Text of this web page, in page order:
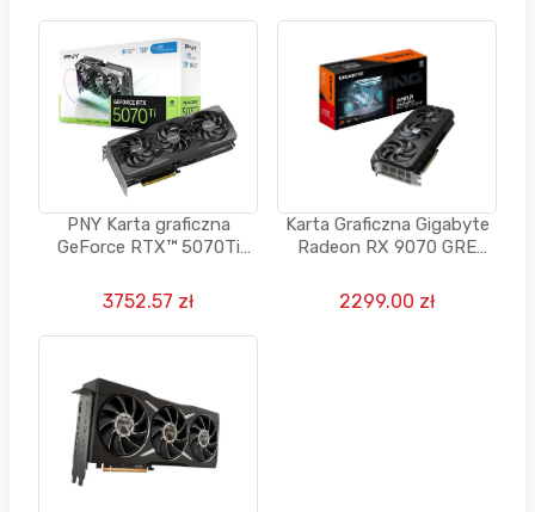
PNY Karta graficzna
GeForce RTX™ 5070Ti
3752.57 zł
Karta Graficzna Gigabyte
Radeon RX 9070 GRE
2299.00 zł